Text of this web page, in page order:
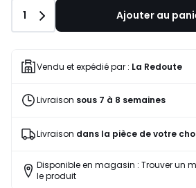
programme
pour
payer
place
392,86
Quantité
1 Ajouter au
Vendu et expédié par : La Redoute
Livraison sous 7 à 8 semaines
Livraison dans la pièce de votre
Disponible en magasin : Trouver un
le produit